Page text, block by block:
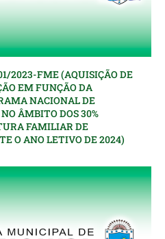
2023-FME (AQUISIÇÃO DE
EM FUNÇÃO DA
NACIONAL DE
ÂMBITO DOS 30%
FAMILIAR DE
O ANO LETIVO DE 2024)